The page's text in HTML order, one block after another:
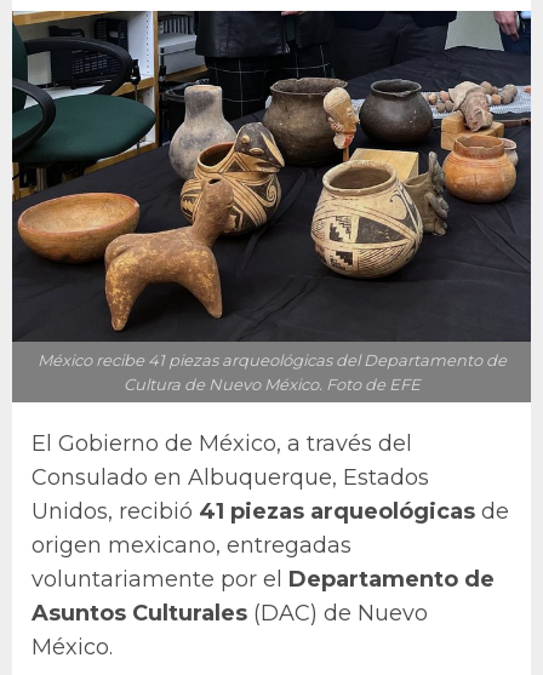
México recibe 41 piezas arqueológicas del Departamento de
Cultura de Nuevo México. Foto de EFE
El Gobierno de México, a través del
Consulado en Albuquerque, Estados
Unidos, recibió 41 piezas arqueológicas de
origen mexicano, entregadas
voluntariamente por el Departamento de
Asuntos Culturales (DAC) de Nuevo
México.